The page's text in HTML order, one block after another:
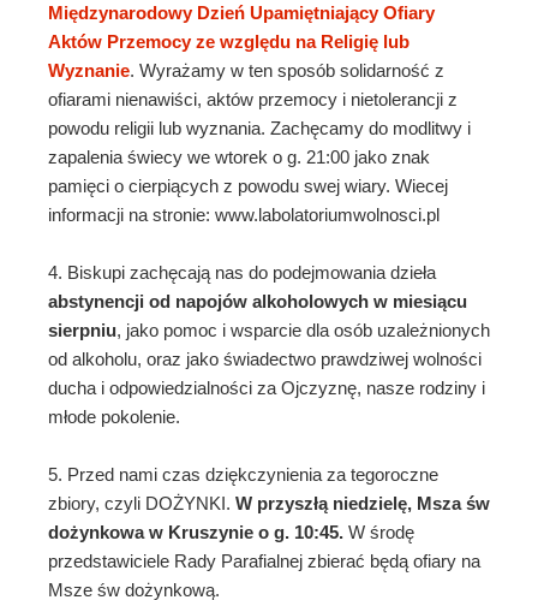
Międzynarodowy Dzień Upamiętniający Ofiary
Aktów Przemocy ze względu na Religię lub
Wyznanie. Wyrażamy w ten sposób solidarność z
ofiarami nienawiści, aktów przemocy i nietolerancji z
powodu religii lub wyznania. Zachęcamy do modlitwy i
zapalenia świecy we wtorek o g. 21:00 jako znak
pamięci o cierpiących z powodu swej wiary. Wiecej
informacji na stronie: www.labolatoriumwolnosci.pl
4. Biskupi zachęcają nas do podejmowania dzieła
abstynencji od napojów alkoholowych w miesiącu
sierpniu, jako pomoc i wsparcie dla osób uzależnionych
od alkoholu, oraz jako świadectwo prawdziwej wolności
ducha i odpowiedzialności za Ojczyznę, nasze rodziny i
młode pokolenie.
5. Przed nami czas dziękczynienia za tegoroczne
zbiory, czyli DOŻYNKI. W przyszłą niedzielę, Msza św
dożynkowa w Kruszynie o g. 10:45. W środę
przedstawiciele Rady Parafialnej zbierać będą ofiary na
Msze św dożynkową.